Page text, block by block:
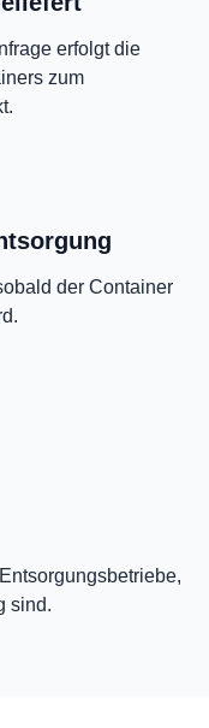
erfolgt die
zum
der Container
sind.